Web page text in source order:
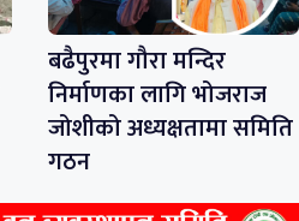
बढैपुरमा गौरा मन्दिर
निर्माणका लागि भोजराज
जोशीको अध्यक्षतामा समिति
गठन